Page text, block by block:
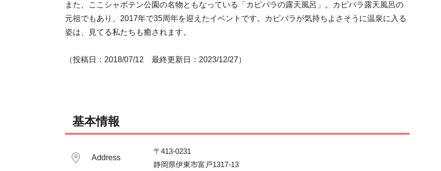
また、ここシャボテン公園の名物ともなっている「カピバラの露天風呂」。カピバラ露天風呂の
元祖でもあり、2017年で35周年を迎えたイベントです。カピバラが気持ちよさそうに温泉に入る
姿は、見てる私たちも癒されます。
（投稿日：2018/07/12　最終更新日：2023/12/27）
基本情報
Address
〒413-0231